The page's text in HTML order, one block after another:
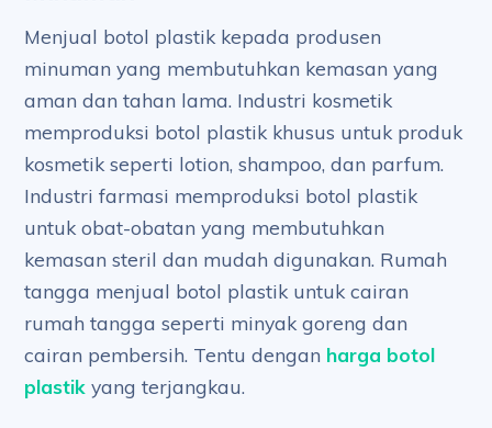
Menjual botol plastik kepada produsen
minuman yang membutuhkan kemasan yang
aman dan tahan lama. Industri kosmetik
memproduksi botol plastik khusus untuk produk
kosmetik seperti lotion, shampoo, dan parfum.
Industri farmasi memproduksi botol plastik
untuk obat-obatan yang membutuhkan
kemasan steril dan mudah digunakan. Rumah
tangga menjual botol plastik untuk cairan
rumah tangga seperti minyak goreng dan
cairan pembersih. Tentu dengan harga botol
plastik yang terjangkau.